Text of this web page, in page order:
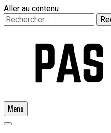
Aller au contenu
Rechercher :
Un guide pour l'homme moderne
Menu